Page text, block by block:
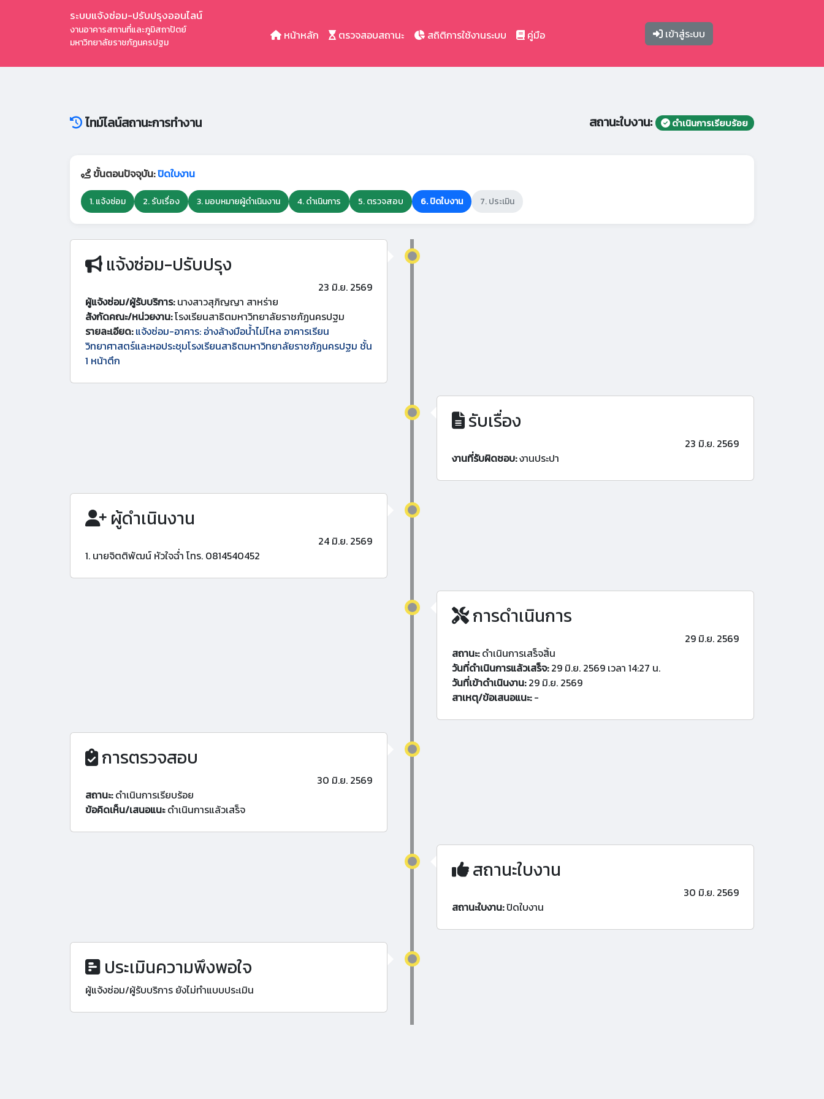
ระบบแจ้งซ่อม-ปรับปรุงออนไลน์
งานอาคารสถานที่และภูมิสถาปัตย์
มหาวิทยาลัยราชภัฏนครปฐม
หน้าหลัก ตรวจสอบสถานะ สถิติการใช้งานระบบ คู่มือ เข้าสู่ระบบ
ไทม์ไลน์สถานะการทำงาน สถานะใบงาน: ดำเนินการเรียบร้อย
ขั้นตอนปัจจุบัน:ปิดใบงาน
1. แจ้งซ่อม 2. รับเรื่อง 3. มอบหมายผู้ดำเนินงาน 4. ดำเนินการ 5. ตรวจสอบ 6. ปิดใบงาน 7. ประเมิน
แจ้งซ่อม-ปรับปรุง
23 มิ.ย. 2569
ผู้แจ้งซ่อม/ผู้รับบริการ:นางสาวสุภิญญา สาหร่าย
สังกัดคณะ/หน่วยงาน:โรงเรียนสาธิตมหาวิทยาลัยราชภัฏนครปฐม
รายละเอียด: แจ้งซ่อม-อาคาร: อ่างล้างมือน้ำไม่ไหล อาคารเรียน
วิทยาศาสตร์และหอประชุมโรงเรียนสาธิตมหาวิทยาลัยราชภัฏนครปฐม ชั้น
1 หน้าตึก
รับเรื่อง
23 มิ.ย. 2569
งานที่รับผิดชอบ:งานประปา
ผู้ดำเนินงาน
24 มิ.ย. 2569
1. นายจิตติพัฒน์ หัวใจฉ่ำ โทร. 0814540452
การดำเนินการ
29 มิ.ย. 2569
สถานะ:ดำเนินการเสร็จสิ้น
วันที่ดำเนินการแล้วเสร็จ:29 มิ.ย. 2569 เวลา 14:27 น.
วันที่เข้าดำเนินงาน:29 มิ.ย. 2569
สาเหตุ/ข้อเสนอแนะ:-
การตรวจสอบ
30 มิ.ย. 2569
สถานะ:ดำเนินการเรียบร้อย
ข้อคิดเห็น/เสนอแนะดำเนินการแล้วเสร็จ
สถานะใบงาน
30 มิ.ย. 2569
สถานะใบงาน:ปิดใบงาน
ประเมินความพึงพอใจ
ผู้แจ้งซ่อม/ผู้รับบริการ ยังไม่ทำแบบประเมิน